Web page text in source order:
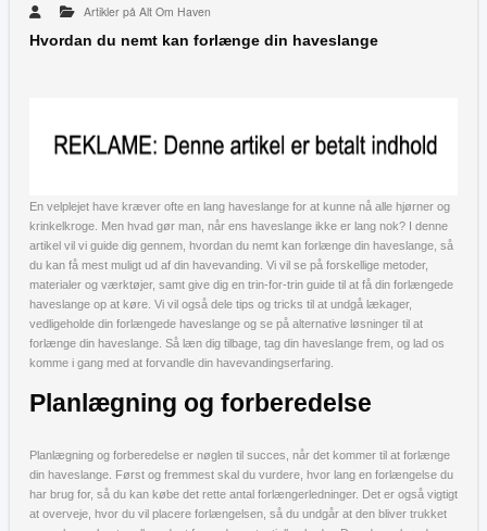
Artikler på Alt Om Haven
Hvordan du nemt kan forlænge din haveslange
En velplejet have kræver ofte en lang haveslange for at kunne nå alle hjørner og
krinkelkroge. Men hvad gør man, når ens haveslange ikke er lang nok? I denne
artikel vil vi guide dig gennem, hvordan du nemt kan forlænge din haveslange, så
du kan få mest muligt ud af din havevanding. Vi vil se på forskellige metoder,
materialer og værktøjer, samt give dig en trin-for-trin guide til at få din forlængede
haveslange op at køre. Vi vil også dele tips og tricks til at undgå lækager,
vedligeholde din forlængede haveslange og se på alternative løsninger til at
forlænge din haveslange. Så læn dig tilbage, tag din haveslange frem, og lad os
komme i gang med at forvandle din havevandingserfaring.
Planlægning og forberedelse
Planlægning og forberedelse er nøglen til succes, når det kommer til at forlænge
din haveslange. Først og fremmest skal du vurdere, hvor lang en forlængelse du
har brug for, så du kan købe det rette antal forlængerledninger. Det er også vigtigt
at overveje, hvor du vil placere forlængelsen, så du undgår at den bliver trukket